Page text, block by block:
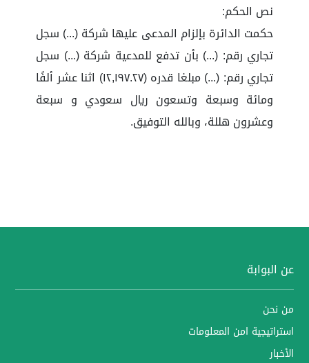
نص الحكم:
حكمت الدائرة بإلزام المدعى عليها شركة (...) سجل
تجاري رقم: (...) بأن تدفع للمدعية شركة (...) سجل
تجاري رقم: (...) مبلغا قدره (١٢,١٩٧.٢٧) اثنا عشر ألفًا
ومائة وسبعة وتسعون ريال سعودي و سبعة
وعشرون هللة، وبالله التوفيق.
عن البوابة
من نحن
استراتيجية امن المعلومات
الأخبار